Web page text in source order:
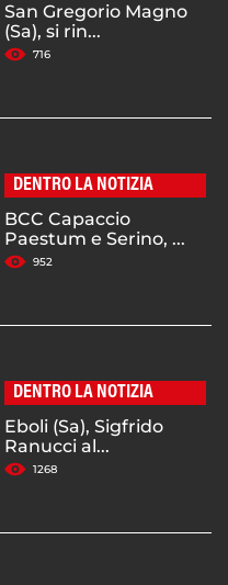
San Gregorio Magno
(Sa), si rin...
716
DENTRO LA NOTIZIA
BCC Capaccio
Paestum e Serino, ...
952
DENTRO LA NOTIZIA
Eboli (Sa), Sigfrido
Ranucci al...
1268